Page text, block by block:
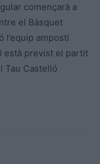
començarà a
el Bàsquet
l’equip ampostí
està previst el partit
Tau Castelló